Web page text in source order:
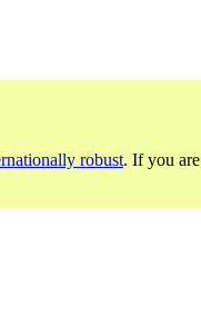
robust. If you are